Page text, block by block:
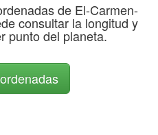
de El-Carmen-
consultar la longitud y
punto del planeta.